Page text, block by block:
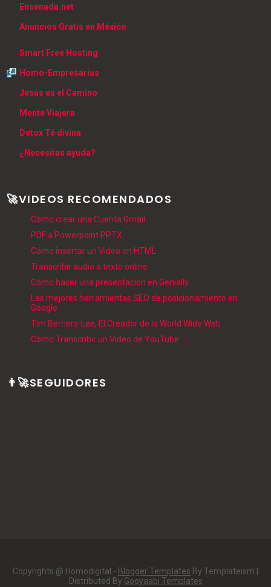
Ensenada.net
Anuncios Gratis en México
Smart Free Hosting
Homo-Empresarius
Jesús es el Camino
Mente Viajera
Detox Té divina
¿Necesitas ayuda?
🚀VIDEOS RECOMENDADOS
Cómo crear una Cuenta Gmail
PDF a Powerpoint PPTX
Cómo insertar un Video en HTML
Transcribir audio a texto online
Cómo hacer una presentación en Genially
Las mejores herramientas SEO de posicionamiento en
Google
Tim Berners-Lee, El Creador de la World Wide Web
Cómo Transcribir un Video de YouTube
👨‍🚀SEGUIDORES
Copyrights @ Homodigital - Blogger Templates By Templateism |
Distributed By Gooyaabi Templates